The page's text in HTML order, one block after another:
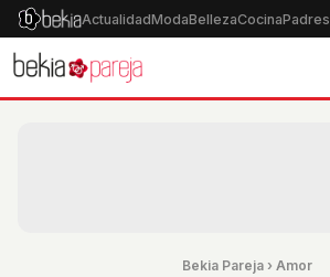
ActualidadModaBellezaCocinaPadres
Bekia Pareja › Amor